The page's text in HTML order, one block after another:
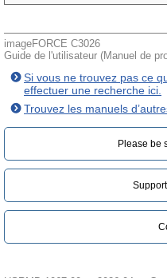
imageFORCE C3026
Guide de l'utilisateur (Manuel de
Si vous ne trouvez pas ce
effectuer une recherche ici.
Trouvez les manuels
Please be